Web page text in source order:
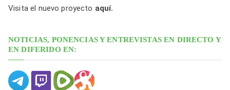
f
c
h
y
Visita el nuevo proyecto aquí.
NOTICIAS, PONENCIAS Y ENTREVISTAS EN DIRECTO Y
EN DIFERIDO EN: